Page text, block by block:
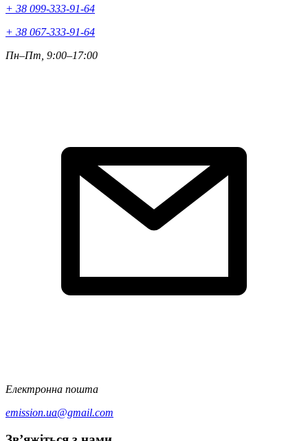
+ 38 099-333-91-64
+ 38 067-333-91-64
Пн–Пт, 9:00–17:00
Електронна пошта
emission.ua@gmail.com